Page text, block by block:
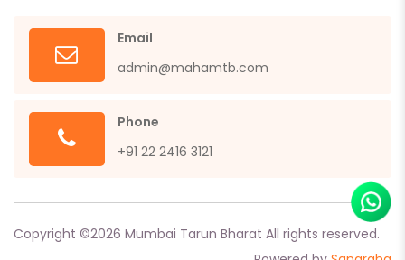
Email
admin@mahamtb.com
Phone
+91 22 2416 3121
Copyright ©2026 Mumbai Tarun Bharat All rights reserved.